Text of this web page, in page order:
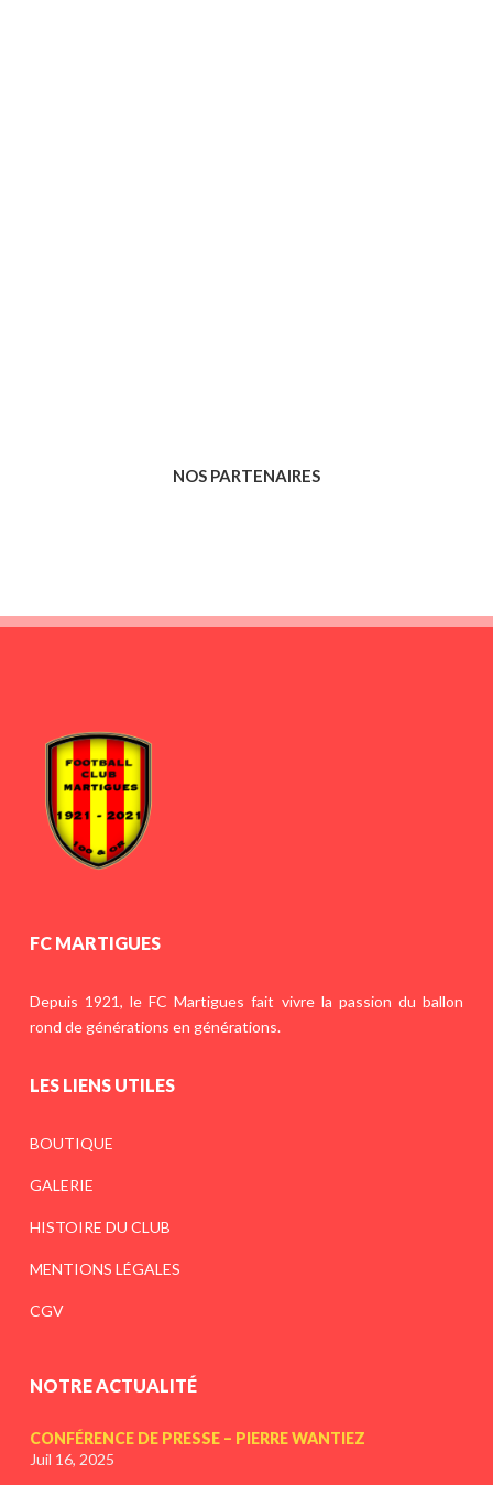
NOS PARTENAIRES
FC MARTIGUES
Depuis 1921, le FC Martigues fait vivre la passion du ballon
rond de générations en générations.
LES LIENS UTILES
BOUTIQUE
GALERIE
HISTOIRE DU CLUB
MENTIONS LÉGALES
CGV
NOTRE ACTUALITÉ
CONFÉRENCE DE PRESSE – PIERRE WANTIEZ
Juil 16, 2025